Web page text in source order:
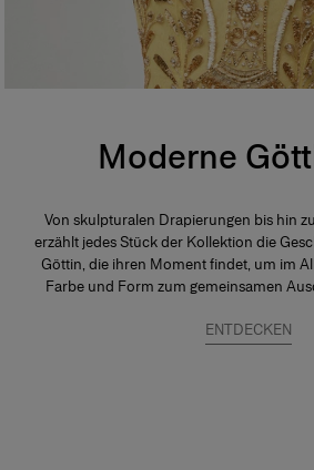
Moderne
Von skulpturalen Drapierungen bis hin
erzählt jedes Stück der Kollektion die
Göttin, die ihren Moment findet, um im
Farbe und Form zum gemeinsamen
ENTDECKEN